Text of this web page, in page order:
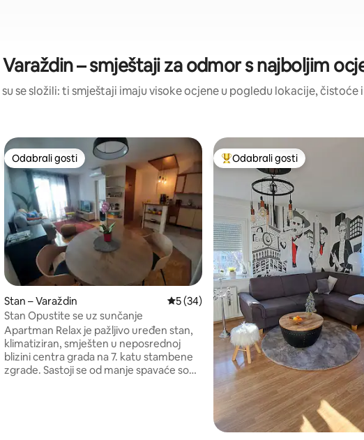
Varaždin – smještaji za odmor s najboljim
se složili: ti smještaji imaju visoke ocjene u pogledu lokacije, čistoće
gosti”
ocjena: 5/5, recenzija: 37
Odabrali gosti
Odabrali gosti
Stan – Varaždin Prosječna ocjena: 5/5, recenzija: 34
5 (34)
Stan Opustite se uz sunčanje
Apartman Relax je pažljivo uređen stan,
klimatiziran, smješten u neposrednoj
blizini centra grada na 7. katu stambene
zgrade. Sastoji se od manje spavaće sobe
Među najviše rangiranima s
Odabrali gosti